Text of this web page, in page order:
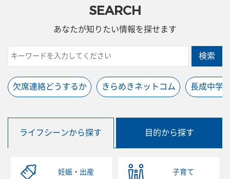
SEARCH
あなたが知りたい情報を探せます
検索
欠席連絡どうするか きらめきネットコム 長成中学
ライフシーンから探す 目的から探す
妊娠・出産 子育て